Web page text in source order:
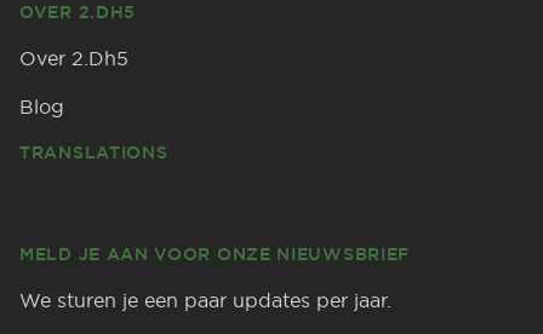
OVER 2.DH5
Over 2.Dh5
Blog
TRANSLATIONS
MELD JE AAN VOOR ONZE NIEUWSBRIEF
We sturen je een paar updates per jaar.